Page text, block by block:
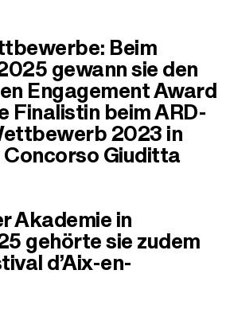
Beim
gewann sie den
Engagement Award
Finalistin beim ARD-
2023 in
Concorso Giuditta
Akademie in
gehörte sie zudem
d’Aix-en-